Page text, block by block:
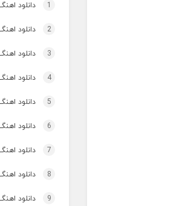
1 دانلود اهنگ تاپ و
2 دانلود
3 دانلود اهنگ برنو
4 دانلود
5 دانلود
6 دانلود
7 دانلود
8 دانلود
9 دانلود